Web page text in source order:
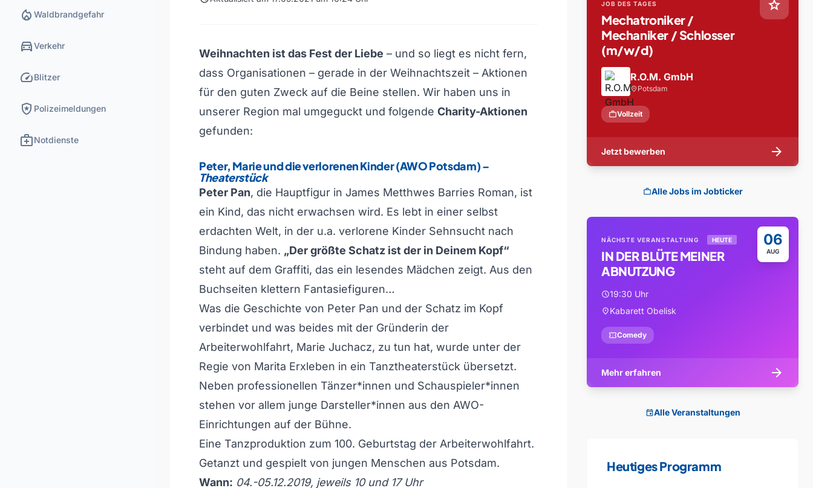
local_fire_department Waldbrandgefahr
directions_carVerkehr
speedBlitzer
local_police Polizeimeldungen
medical_servicesNotdienste
Weihnachten ist das Fest der Liebe – und so liegt es nicht fern,
dass Organisationen – gerade in der Weihnachtszeit – Aktionen
für den guten Zweck auf die Beine stellen. Wir haben uns in
unserer Region mal umgeguckt und folgende Charity-Aktionen
gefunden:
Peter, Marie und die verlorenen Kinder (AWO Potsdam)–
Theaterstück
Peter Pan, die Hauptfigur in James Metthwes Barries Roman, ist
ein Kind, das nicht erwachsen wird. Es lebt in einer selbst
erdachten Welt, in der u.a. verlorene Kinder Sehnsucht nach
Bindung haben. „Der größte Schatz ist der in Deinem Kopf“
steht auf dem Graffiti, das ein lesendes Mädchen zeigt. Aus den
Buchseiten klettern Fantasiefiguren…
Was die Geschichte von Peter Pan und der Schatz im Kopf
verbindet und was beides mit der Gründerin der
Arbeiterwohlfahrt, Marie Juchacz, zu tun hat, wurde unter der
Regie von Marita Erxleben in ein Tanztheaterstück übersetzt.
Neben professionellen Tänzer*innen und Schauspieler*innen
stehen vor allem junge Darsteller*innen aus den AWO-
Einrichtungen auf der Bühne.
Eine Tanzproduktion zum 100. Geburtstag der Arbeiterwohlfahrt.
Getanzt und gespielt von jungen Menschen aus Potsdam.
Wann: 04.-05.12.2019, jeweils 10 und 17 Uhr
star
JOB DES TAGES
Mechatroniker /
Mechaniker / Schlosser
(m/w/d)
R.O.M. GmbH
location_on Potsdam
workVollzeit
Jetzt bewerben arrow_forward
workAlle Jobs im Jobticker
06
AUG
NÄCHSTE VERANSTALTUNG HEUTE
IN DER BLÜTE MEINER
ABNUTZUNG
schedule19:30 Uhr
location_onKabarett Obelisk
confirmation_numberComedy
Mehr erfahren arrow_forward
eventAlle Veranstaltungen
Heutiges Programm